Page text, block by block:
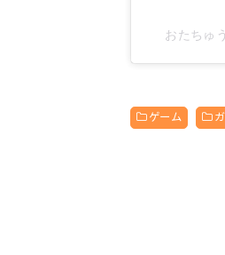
おたちゅ
ゲーム